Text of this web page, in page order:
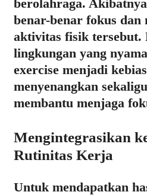
berolahraga.
benar-benar fokus dan
aktivitas fisik tersebut.
lingkungan yang
exercise menjadi
menyenangkan
membantu menjaga
Mengintegrasikan
Rutinitas Kerja
Untuk mendapatkan